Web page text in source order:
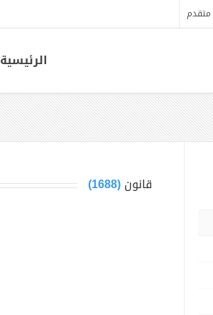
الرئيسية
قانون(1688)